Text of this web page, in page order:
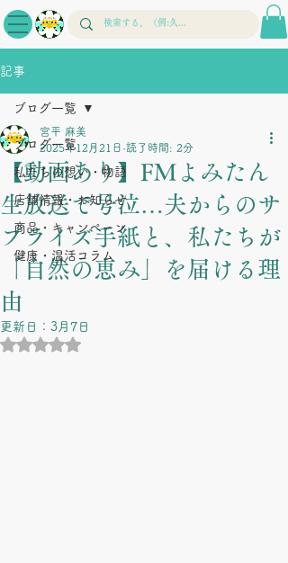
記事
ブログ一覧
私たちの想い・物語
店舗情報・お知らせ
商品・キャンペーン
健康・温活コラム
ブログ一覧
【動画あり】FMよみたん
生放送で号泣…夫からのサ
プライズ手紙と、私たちが
「自然の恵み」を届ける理
由
宮平 麻美
2025年12月21日 読了時間: 2分
更新日： 3月7日
5つ星のうちNaNと評価されています。